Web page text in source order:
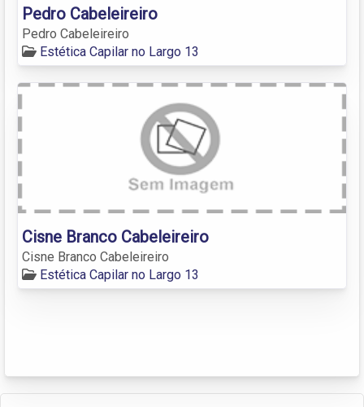
Pedro Cabeleireiro
Pedro Cabeleireiro
Estética Capilar no Largo 13
Cisne Branco Cabeleireiro
Cisne Branco Cabeleireiro
Estética Capilar no Largo 13